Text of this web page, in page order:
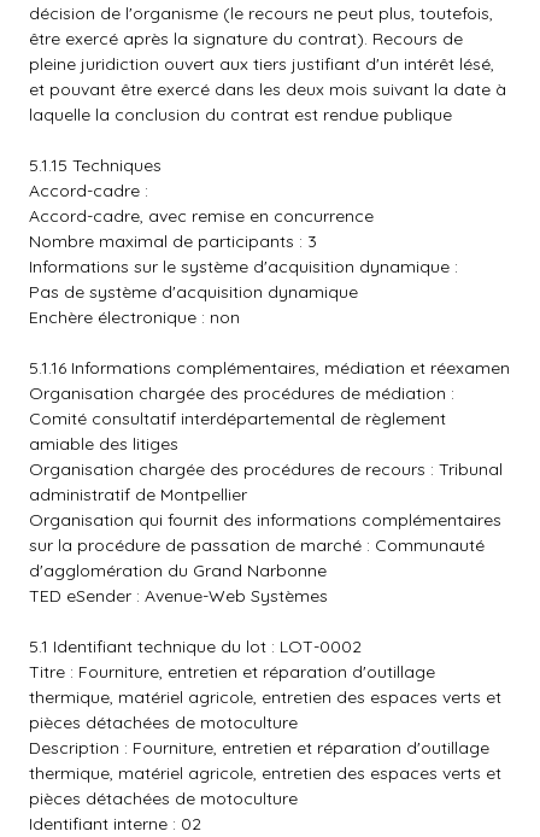
décision de l'organisme (le recours ne peut plus, toutefois,
être exercé après la signature du contrat). Recours de
pleine juridiction ouvert aux tiers justifiant d'un intérêt lésé,
et pouvant être exercé dans les deux mois suivant la date à
laquelle la conclusion du contrat est rendue publique
5.1.15 Techniques
Accord-cadre :
Accord-cadre, avec remise en concurrence
Nombre maximal de participants : 3
Informations sur le système d'acquisition dynamique :
Pas de système d'acquisition dynamique
Enchère électronique : non
5.1.16 Informations complémentaires, médiation et réexamen
Organisation chargée des procédures de médiation :
Comité consultatif interdépartemental de règlement
amiable des litiges
Organisation chargée des procédures de recours : Tribunal
administratif de Montpellier
Organisation qui fournit des informations complémentaires
sur la procédure de passation de marché : Communauté
d'agglomération du Grand Narbonne
TED eSender : Avenue-Web Systèmes
5.1 Identifiant technique du lot : LOT-0002
Titre : Fourniture, entretien et réparation d'outillage
thermique, matériel agricole, entretien des espaces verts et
pièces détachées de motoculture
Description : Fourniture, entretien et réparation d'outillage
thermique, matériel agricole, entretien des espaces verts et
pièces détachées de motoculture
Identifiant interne : 02